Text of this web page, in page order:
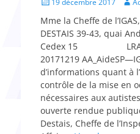
19 décembre 2017
Mme la Cheffe de
DESTAIS 39-43, quai
Cedex 15 LRAR
20171219
d’informations quant à
contrôle de la mise en
nécessaires aux
ouverte rendue
Destais, Cheffe de